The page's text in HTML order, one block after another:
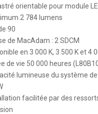
orientable pour module
2 784 lumens
90
de MacAdam : 2 SDCM
en 3 000 K, 3 500 K et 4
de vie 50 000 heures
lumineuse du système
facilitée par des